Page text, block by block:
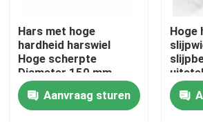
Kwaliteitscontrole
Contacteer ons
Hars met hoge
hardheid harswiel
Hoge scherpte
Diameter 150 mm
Ontworpen voor
langdurige prestaties
bij snijden en slijpen
Aanvraag sturen
Hoge